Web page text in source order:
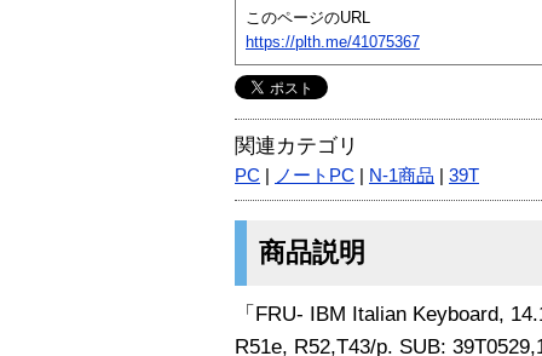
このページのURL
https://plth.me/41075367
関連カテゴリ
PC ノートPC N-1商品 39T
商品説明
「FRU- IBM Italian Keyboard,
R51e, R52,T43/p. SUB: